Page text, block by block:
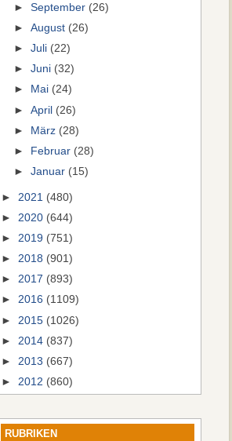
►September (26)
►August (26)
►Juli (22)
►Juni (32)
►
Mai (24)
►April (26)
► März (28)
►
Februar (28)
►Januar (15)
► 2021 (480)
► 2020 (644)
► 2019 (751)
► 2018 (901)
► 2017 (893)
► 2016 (1109)
► 2015 (1026)
► 2014 (837)
► 2013 (667)
► 2012 (860)
RUBRIKEN